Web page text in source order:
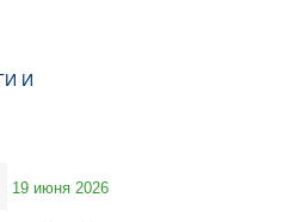
19 июня 2026